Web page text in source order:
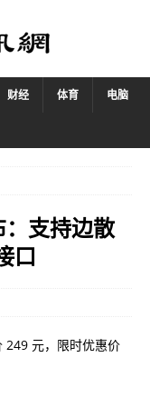
财经 体育 电脑
支持边散
口
元，限时优惠价